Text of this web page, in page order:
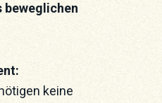
beweglichen
keine